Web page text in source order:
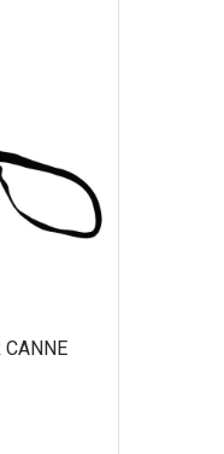
CANNE